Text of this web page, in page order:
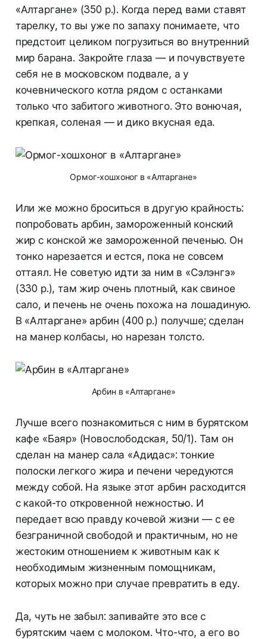
«Алтаргане» (350 р.). Когда перед вами ставят
тарелку, то вы уже по запаху понимаете, что
предстоит целиком погрузиться во внутренний
мир барана. Закройте глаза — и почувствуете
себя не в московском подвале, а у
кочевнического котла рядом с останками
только что забитого животного. Это вонючая,
крепкая, соленая — и дико вкусная еда.
Ормог-хошхоног в «Алтаргане»
Или же можно броситься в другую крайность:
попробовать арбин, замороженный конский
жир с конской же замороженной печенью. Он
тонко нарезается и естся, пока не совсем
оттаял. Не советую идти за ним в «Сэлэнгэ»
(330 р.), там жир очень плотный, как свиное
сало, и печень не очень похожа на лошадиную.
В «Алтаргане» арбин (400 р.) получше; сделан
на манер колбасы, но нарезан толсто.
Арбин в «Алтаргане»
Лучше всего познакомиться с ним в бурятском
кафе «Баяр» (Новослободская, 50/1). Там он
сделан на манер сала «Адидас»: тонкие
полоски легкого жира и печени чередуются
между собой. На языке этот арбин расходится
с какой-то откровенной нежностью. И
передает всю правду кочевой жизни — с ее
безграничной свободой и практичным, но не
жестоким отношением к животным как к
необходимым жизненным помощникам,
которых можно при случае превратить в еду.
Да, чуть не забыл: запивайте это все с
бурятским чаем с молоком. Что-что, а его во